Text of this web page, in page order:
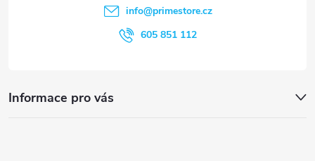
Informace pro vás
info@primestore.cz
605 851 112